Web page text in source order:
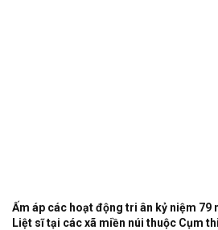
Ấm áp các hoạt động tri ân kỷ niệm 79
Liệt sĩ tại các xã miền núi thuộc Cụm